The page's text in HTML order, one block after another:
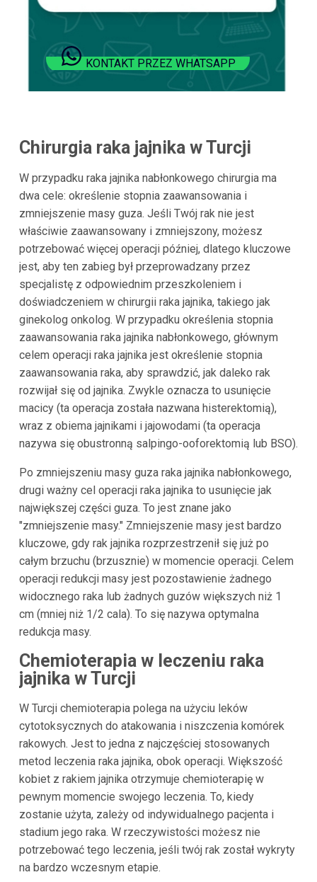
KONTAKT PRZEZ WHATSAPP
Chirurgia raka jajnika w Turcji
W przypadku raka jajnika nabłonkowego chirurgia ma
dwa cele: określenie stopnia zaawansowania i
zmniejszenie masy guza. Jeśli Twój rak nie jest
właściwie zaawansowany i zmniejszony, możesz
potrzebować więcej operacji później, dlatego kluczowe
jest, aby ten zabieg był przeprowadzany przez
specjalistę z odpowiednim przeszkoleniem i
doświadczeniem w chirurgii raka jajnika, takiego jak
ginekolog onkolog. W przypadku określenia stopnia
zaawansowania raka jajnika nabłonkowego, głównym
celem operacji raka jajnika jest określenie stopnia
zaawansowania raka, aby sprawdzić, jak daleko rak
rozwijał się od jajnika. Zwykle oznacza to usunięcie
macicy (ta operacja została nazwana histerektomią),
wraz z obiema jajnikami i jajowodami (ta operacja
nazywa się obustronną salpingo-ooforektomią lub BSO).
Po zmniejszeniu masy guza raka jajnika nabłonkowego,
drugi ważny cel operacji raka jajnika to usunięcie jak
największej części guza. To jest znane jako
"zmniejszenie masy." Zmniejszenie masy jest bardzo
kluczowe, gdy rak jajnika rozprzestrzenił się już po
całym brzuchu (brzusznie) w momencie operacji. Celem
operacji redukcji masy jest pozostawienie żadnego
widocznego raka lub żadnych guzów większych niż 1
cm (mniej niż 1/2 cala). To się nazywa optymalna
redukcja masy.
Chemioterapia w leczeniu raka
jajnika w Turcji
W Turcji chemioterapia polega na użyciu leków
cytotoksycznych do atakowania i niszczenia komórek
rakowych. Jest to jedna z najczęściej stosowanych
metod leczenia raka jajnika, obok operacji. Większość
kobiet z rakiem jajnika otrzymuje chemioterapię w
pewnym momencie swojego leczenia. To, kiedy
zostanie użyta, zależy od indywidualnego pacjenta i
stadium jego raka. W rzeczywistości możesz nie
potrzebować tego leczenia, jeśli twój rak został wykryty
na bardzo wczesnym etapie.